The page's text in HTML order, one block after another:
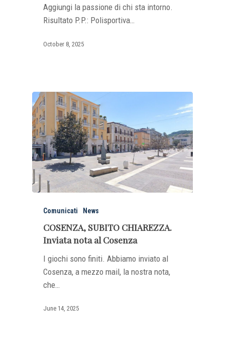
Aggiungi la passione di chi sta intorno.
Risultato P.P.: Polisportiva…
October 8, 2025
Comunicati News
COSENZA, SUBITO CHIAREZZA.
Inviata nota al Cosenza
I giochi sono finiti. Abbiamo inviato al
Cosenza, a mezzo mail, la nostra nota,
che…
June 14, 2025